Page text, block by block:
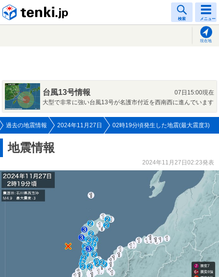
検索 メニュー
現在地
台風13号情報
07日15:00現在
大型で非常に強い台風13号が名護市付近を西南西に進んでいます
過去の地震情報 2024年11月27日 02時19分頃発生した地震(最大震度3)
地震情報
2024年11月27日02:23発表